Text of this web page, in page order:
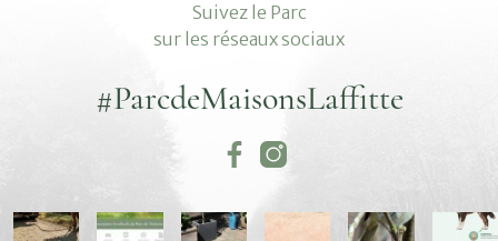
Suivez le Parc
sur les réseaux sociaux
#ParcdeMaisonsLaffitte